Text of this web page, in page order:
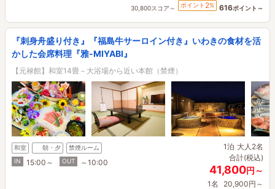
30,800スコア～ ポイント 2% 616ポイント～
『刺身舟盛り付き』『福島牛サーロイン付き』いわきの食材を活
かした会席料理『雅-MIYABI』
【元禄館】和室14畳－大浴場から近い本館（禁煙）
和室 朝・夕
禁煙ルーム
IN
15:00～ OUT ～10:00
1泊 大人2名
合計(税込)
41,800円～
1名 20,900円～